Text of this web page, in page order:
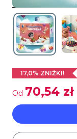
17,0% ZNIŻKI!
Od 70,54 zł